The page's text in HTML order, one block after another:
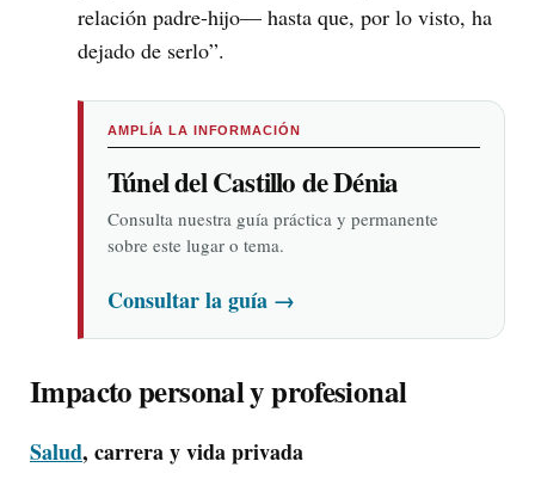
relación padre-hijo— hasta que, por lo visto, ha
dejado de serlo”.
AMPLÍA LA INFORMACIÓN
Túnel del Castillo de Dénia
Consulta nuestra guía práctica y permanente
sobre este lugar o tema.
Consultar la guía →
Impacto personal y profesional
Salud, carrera y vida privada